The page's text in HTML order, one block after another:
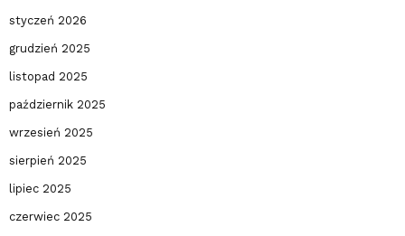
styczeń 2026
grudzień 2025
listopad 2025
październik 2025
wrzesień 2025
sierpień 2025
lipiec 2025
czerwiec 2025